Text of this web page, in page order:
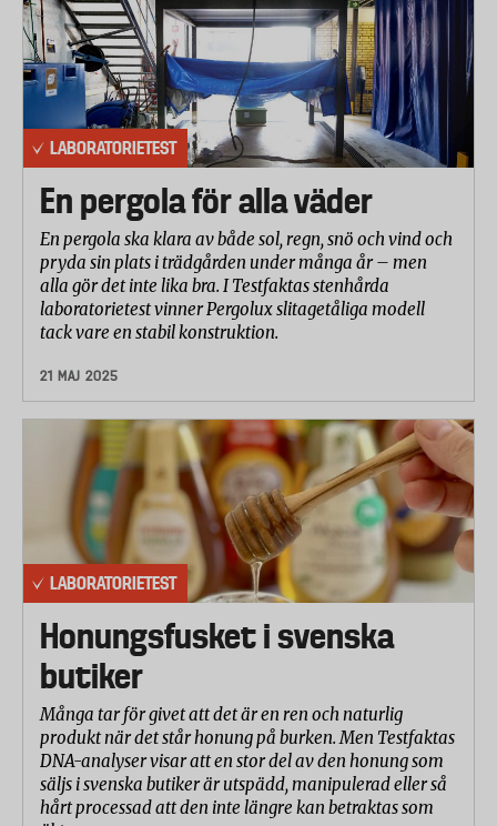
LABORATORIETEST
En pergola för alla väder
En pergola ska klara av både sol, regn, snö och vind och
pryda sin plats i trädgården under många år – men
alla gör det inte lika bra. I Testfaktas stenhårda
laboratorietest vinner Pergolux slitagetåliga modell
tack vare en stabil konstruktion.
21 MAJ 2025
LABORATORIETEST
Honungsfusket i svenska
butiker
Många tar för givet att det är en ren och naturlig
produkt när det står honung på burken. Men Testfaktas
DNA-analyser visar att en stor del av den honung som
säljs i svenska butiker är utspädd, manipulerad eller så
hårt processad att den inte längre kan betraktas som